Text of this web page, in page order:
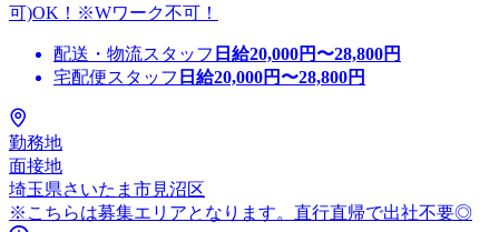
可)OK！※Wワーク不可！
配送・物流スタッフ 日給20,000円〜28,800円
宅配便スタッフ 日給20,000円〜28,800円
勤務地
面接地
埼玉県さいたま市見沼区
※こちらは募集エリアとなります。直行直帰で出社不要◎